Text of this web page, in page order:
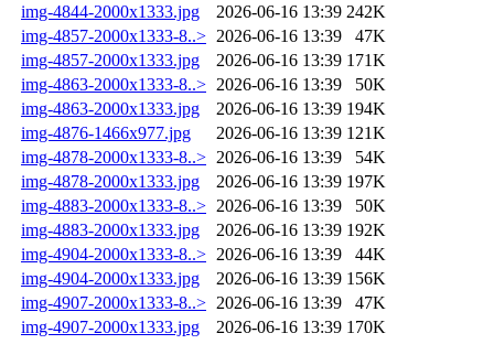
img-4844-2000x1333.jpg
2026-06-16 13:39 242K
img-4857-2000x1333-8..> 2026-06-16 13:39
47K
img-4857-2000x1333.jpg
2026-06-16 13:39 171K
img-4863-2000x1333-8..> 2026-06-16 13:39
50K
img-4863-2000x1333.jpg
2026-06-16 13:39 194K
img-4876-1466x977.jpg
2026-06-16 13:39 121K
img-4878-2000x1333-8..> 2026-06-16 13:39
54K
img-4878-2000x1333.jpg
2026-06-16 13:39 197K
img-4883-2000x1333-8..> 2026-06-16 13:39
50K
img-4883-2000x1333.jpg
2026-06-16 13:39 192K
img-4904-2000x1333-8..> 2026-06-16 13:39
44K
img-4904-2000x1333.jpg
2026-06-16 13:39 156K
img-4907-2000x1333-8..> 2026-06-16 13:39
47K
img-4907-2000x1333.jpg
2026-06-16 13:39 170K